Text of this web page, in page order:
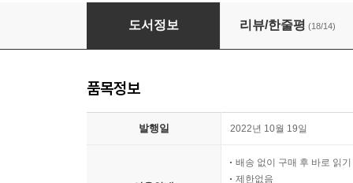
자유로운 투자자
도서정보 리뷰/한줄평 (18/14)
품목정보
발행일 2022년 10월 19일
배송 없이 구매 후 바로 읽기
제한없음